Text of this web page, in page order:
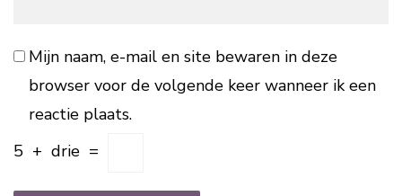
Mijn naam, e-mail en site bewaren in deze
browser voor de volgende keer wanneer ik een
reactie plaats.
5 + drie =